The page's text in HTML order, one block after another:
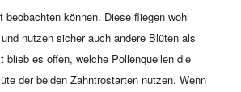
beobachten können. Diese fliegen wohl
nutzen sicher auch andere Blüten als
blieb es offen, welche Pollenquellen die
der beiden Zahntrostarten nutzen. Wenn